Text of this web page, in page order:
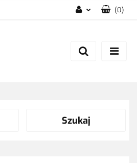
Zarejestruj się
(0)
Szukaj